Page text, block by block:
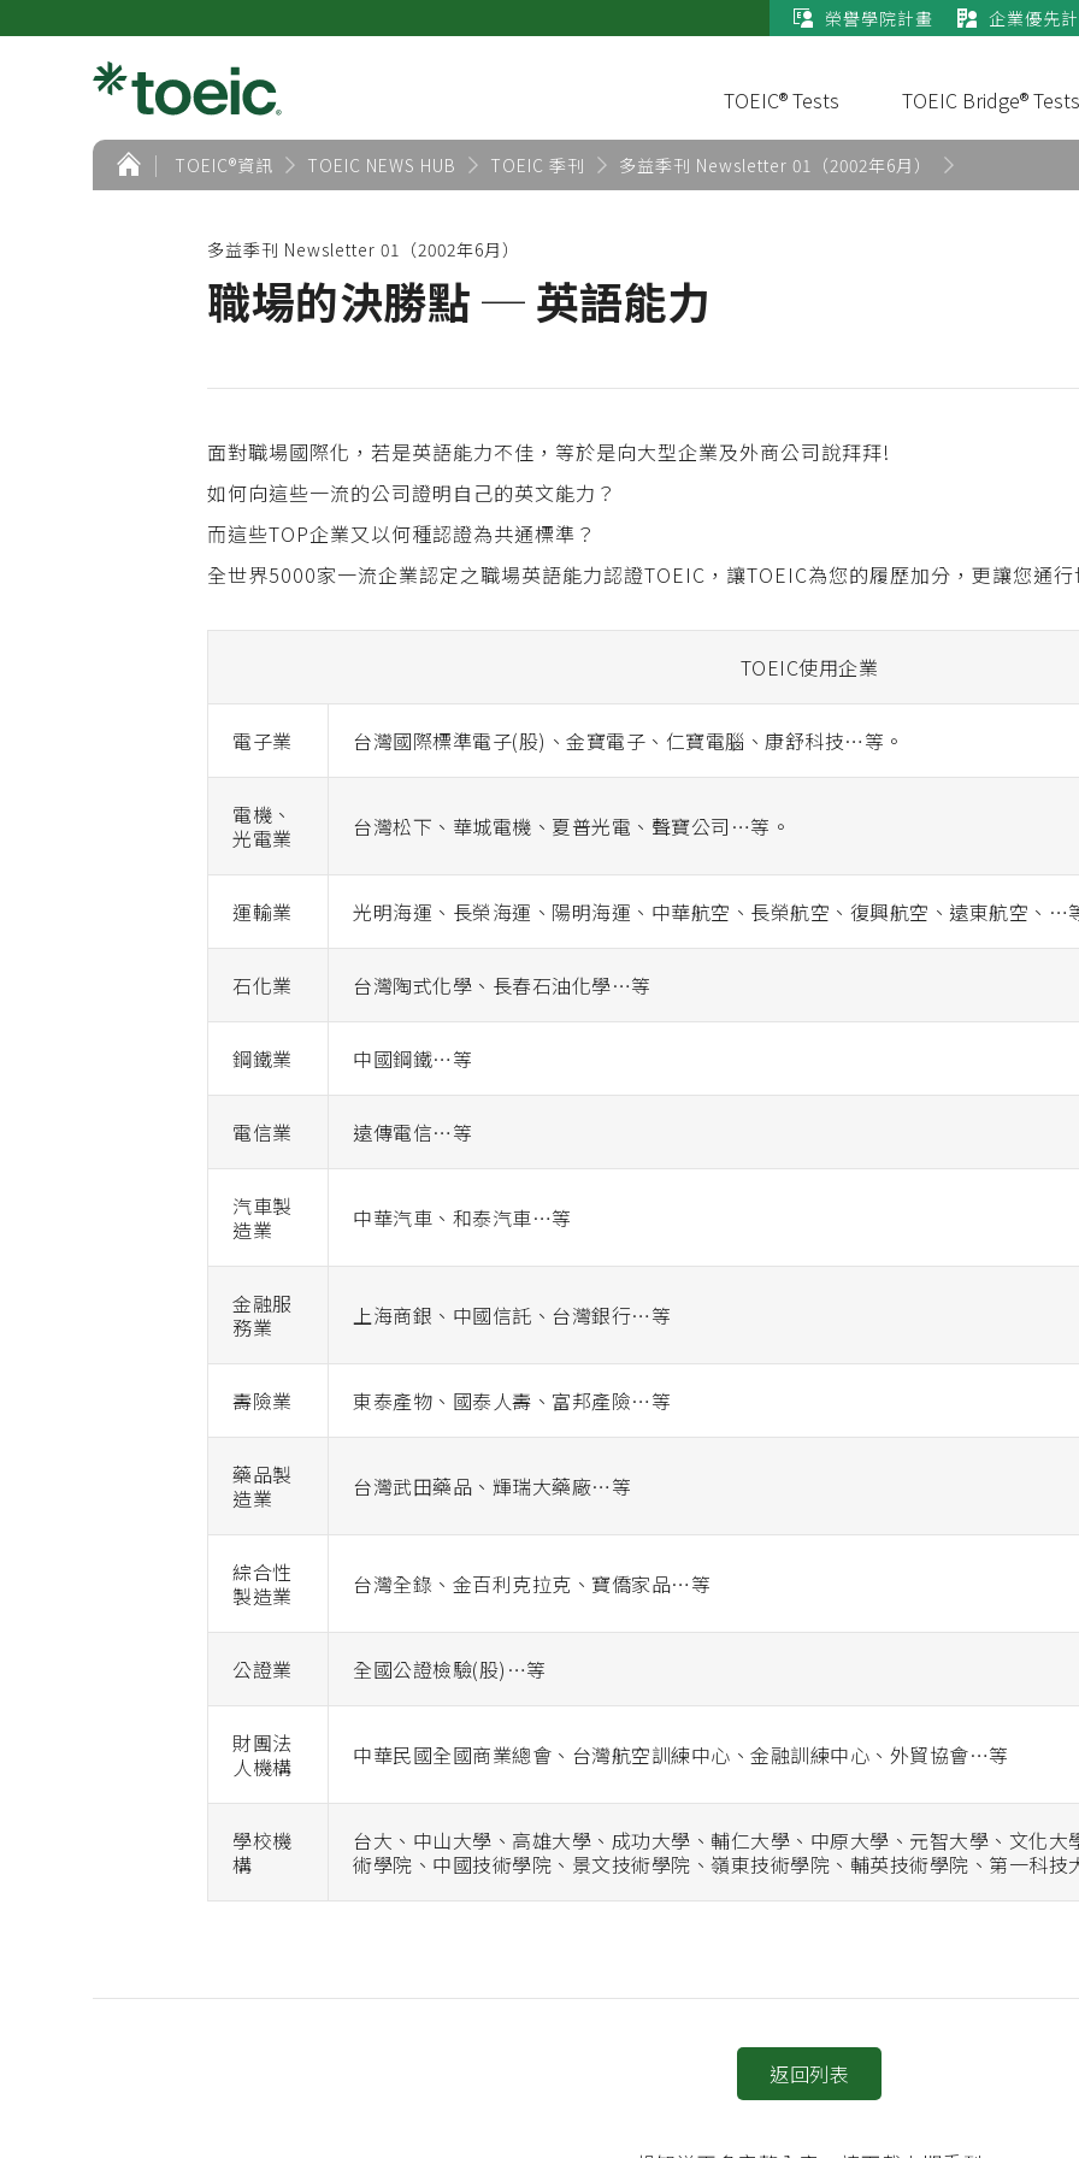
榮譽學院計畫 企業優先
TOEIC® Tests TOEIC Bridge® Tests
首
頁
TOEIC®資訊 TOEIC NEWS HUB TOEIC 季刊 多益季刊 Newsletter 01（2002年6月）
多益季刊 Newsletter 01（2002年6月）
職場的決勝點 ─ 英語能力
面對職場國際化，若是英語能力不佳，等於是向大型企業及外商公司說拜拜!
如何向這些一流的公司證明自己的英文能力？
而這些TOP企業又以何種認證為共通標準？
全世界5000家一流企業認定之職場英語能力認證TOEIC，讓TOEIC為您的履歷加分，更讓您通行
TOEIC使用企業
電子業 台灣國際標準電子(股)、金寶電子、仁寶電腦、康舒科技…等。
電機、
光電業
台灣松下、華城電機、夏普光電、聲寶公司…等。
運輸業 光明海運、長榮海運、陽明海運、中華航空、長榮航空、復興航空、遠東航空、…
石化業 台灣陶式化學、長春石油化學…等
鋼鐵業 中國鋼鐵…等
電信業 遠傳電信…等
汽車製
造業
中華汽車、和泰汽車…等
金融服
務業
上海商銀、中國信託、台灣銀行…等
壽險業 東泰產物、國泰人壽、富邦產險…等
藥品製
造業
台灣武田藥品、輝瑞大藥廠…等
綜合性
製造業
台灣全錄、金百利克拉克、寶僑家品…等
公證業 全國公證檢驗(股)…等
財團法
人機構
中華民國全國商業總會、台灣航空訓練中心、金融訓練中心、外貿協會…等
學校機
構
台大、中山大學、高雄大學、成功大學、輔仁大學、中原大學、元智大學、文化
術學院、中國技術學院、景文技術學院、嶺東技術學院、輔英技術學院、第一科
返回列表